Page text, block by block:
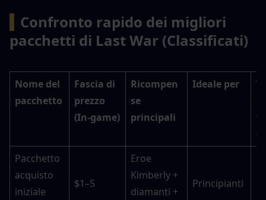
Confronto rapido dei migliori
pacchetti di Last War (Classificati)
Nome del
pacchetto
Fascia di
prezzo
(In-game)
Ricompen
se
principali
Ideale per
Pacchetto
acquisto
iniziale
$1–5
Eroe
Kimberly +
diamanti +
Principianti